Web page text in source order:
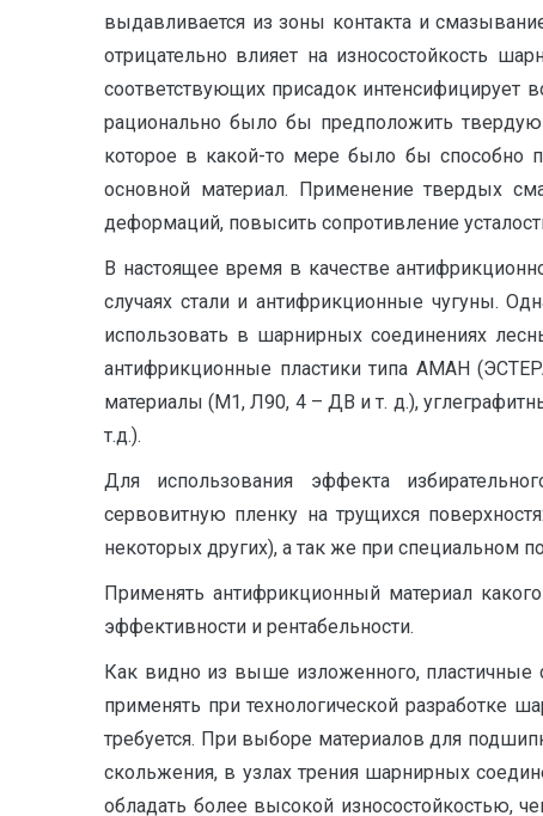
выдавливается из зоны контакта и
отрицательно влияет на износостойкость
соответствующих присадок интенсифицирует
рационально было бы предположить
которое в какой-то мере было бы способно
основной материал. Применение твердых
деформаций, повысить сопротивление
В настоящее время в качестве
случаях стали и антифрикционные чугуны.
использовать в шарнирных соединениях
антифрикционные пластики типа АМАН
материалы (М1, Л90, 4 – ДВ и т. д.),
т.д.).
Для использования эффекта
сервовитную пленку на трущихся
некоторых других), а так же при специальном
Применять антифрикционный материал
эффективности и рентабельности.
Как видно из выше изложенного, пластичные
применять при технологической разработке
требуется. При выборе материалов для
скольжения, в узлах трения шарнирных
обладать более высокой износостойкостью,